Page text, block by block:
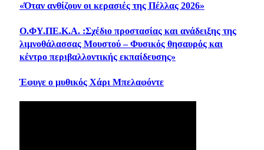
«Όταν ανθίζουν οι κερασιές της Πέλλας 2026»
Ο.ΦΥ.ΠΕ.Κ.Α. :Σχέδιο προστασίας και ανάδειξης της
λιμνοθάλασσας Μουστού – Φυσικός θησαυρός και
κέντρο περιβαλλοντικής εκπαίδευσης»
Έφυγε ο μυθικός Χάρι Μπελαφόντε